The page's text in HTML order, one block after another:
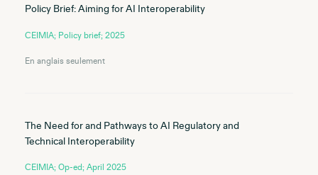
Policy Brief: Aiming for AI Interoperability
CEIMIA; Policy brief; 2025
En anglais seulement
The Need for and Pathways to AI Regulatory and
Technical Interoperability
CEIMIA; Op-ed; April 2025